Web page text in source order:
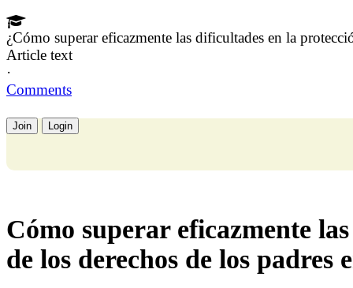
¿Cómo superar eficazmente las dificultades en la
Article text
·
Comments
Join Login
Cómo superar eficazmente
de los derechos de los padres